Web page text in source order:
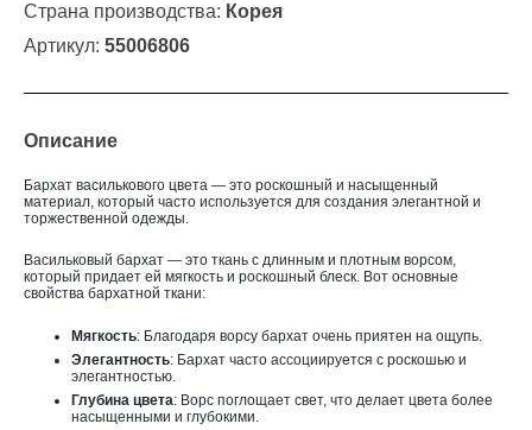
Страна производства: Корея
Артикул: 55006806
Описание
Бархат василькового цвета — это роскошный и насыщенный
материал, который часто используется для создания элегантной и
торжественной одежды.
Васильковый бархат — это ткань с длинным и плотным ворсом,
который придает ей мягкость и роскошный блеск. Вот основные
свойства бархатной ткани:
Мягкость: Благодаря ворсу бархат очень приятен на ощупь.
Элегантность: Бархат часто ассоциируется с роскошью и
элегантностью.
Глубина цвета: Ворс поглощает свет, что делает цвета более
насыщенными и глубокими.